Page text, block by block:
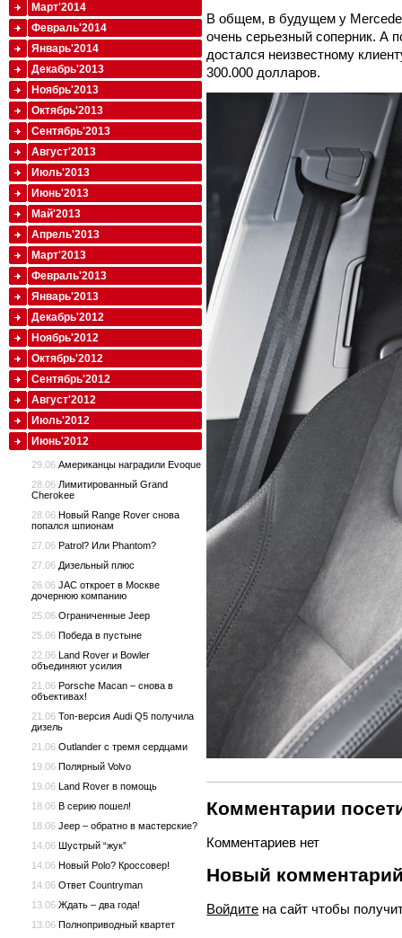
В общем, в будущем у
очень серьезный соперник. А
достался неизвестному
300.000 долларов.
Комментарии
Комментариев нет
Новый
Войдите на сайт чтобы
Март'2014
Февраль'2014
Январь'2014
Декабрь'2013
Ноябрь'2013
Октябрь'2013
Сентябрь'2013
Август'2013
Июль'2013
Июнь'2013
Май'2013
Апрель'2013
Март'2013
Февраль'2013
Январь'2013
Декабрь'2012
Ноябрь'2012
Октябрь'2012
Сентябрь'2012
Август'2012
Июль'2012
Июнь'2012
29.06 Американцы наградили Evoque
28.06 Лимитированный Grand
Cherokee
28.06 Новый Range Rover снова
попался шпионам
27.06 Patrol? Или Phantom?
27.06 Дизельный плюс
26.06 JAC откроет в Москве
дочернюю компанию
25.06 Ограниченные Jeep
25.06 Победа в пустыне
22.06 Land Rover и Bowler
объединяют усилия
21.06 Porsche Macan – снова в
объективах!
21.06 Топ-версия Audi Q5 получила
дизель
21.06 Outlander с тремя сердцами
19.06 Полярный Volvo
19.06 Land Rover в помощь
18.06 В серию пошел!
18.06 Jeep – обратно в мастерские?
14.06 Шустрый “жук”
14.06 Новый Polo? Кроссовер!
14.06 Ответ Countryman
13.06 Ждать – два года!
13.06 Полноприводный квартет